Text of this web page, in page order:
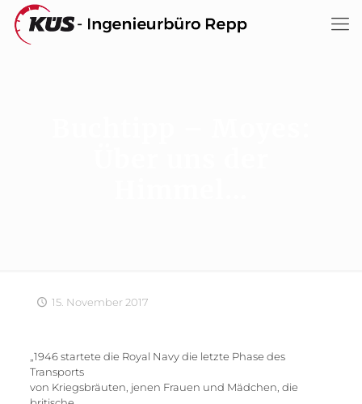
15. November 2017
„1946 startete die Royal Navy die letzte Phase des
Transports
von Kriegsbräuten, jenen Frauen und Mädchen, die